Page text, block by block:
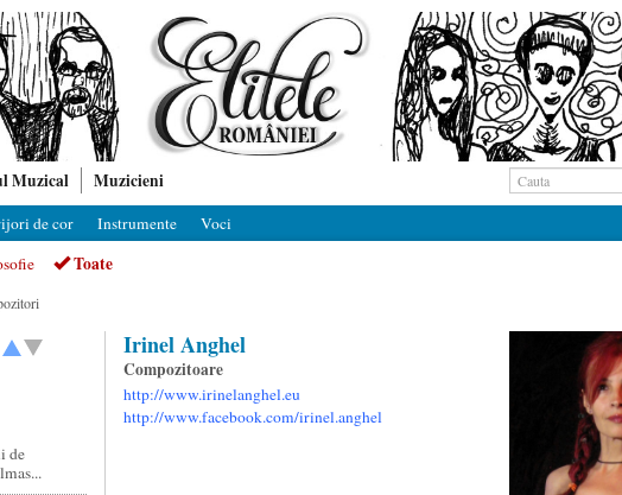
Muzical Muzicieni
de cor Instrumente
Voci
Toate
de
Irinel Anghel
Compozitoare
http://www.irinelanghel.eu
http://www.facebook.com/irinel.anghel